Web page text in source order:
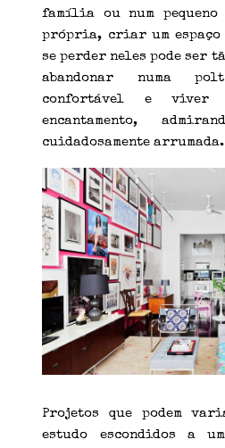
família ou num
própria, criar um
se perder neles pode ser
abandonar numa
confortável e viver
encantamento,
cuidadosamente arrumada.
Projetos que podem
estudo escondidos a